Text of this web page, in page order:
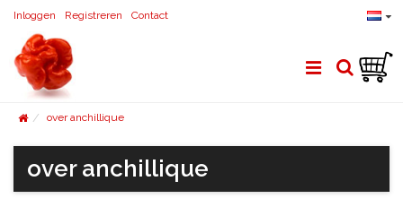
Inloggen Registreren Contact
over anchillique
over anchillique